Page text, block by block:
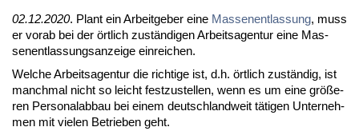
02.12.2020. Plant ein Ar­beit­ge­ber ei­ne Mas­sen­ent­las­sung, muss
er vor­ab bei der ört­lich zu­stän­di­gen Ar­beits­agen­tur ei­ne Mas­
sen­ent­las­sungs­an­zei­ge ein­rei­chen.
Wel­che Ar­beits­agen­tur die rich­ti­ge ist, d.h. ört­lich zu­stän­dig, ist
manch­mal nicht so leicht fest­zu­stel­len, wenn es um ei­ne grö­ße­
ren Per­so­nal­ab­bau bei ei­nem deutsch­land­weit tä­ti­gen Un­ter­neh­
men mit vie­len Be­trie­ben geht.